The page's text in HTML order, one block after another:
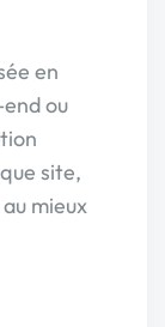
en
ou
site,
mieux